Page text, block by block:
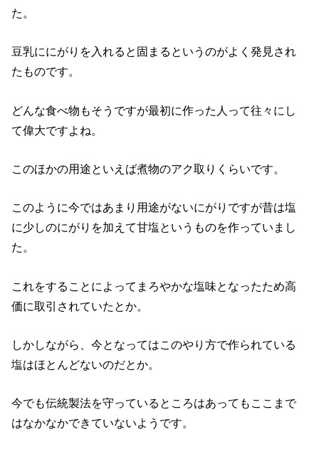
た。
豆乳ににがりを入れると固まるというのがよく発見され
たものです。
どんな食べ物もそうですが最初に作った人って往々にし
て偉大ですよね。
このほかの用途といえば煮物のアク取りくらいです。
このように今ではあまり用途がないにがりですが昔は塩
に少しのにがりを加えて甘塩というものを作っていまし
た。
これをすることによってまろやかな塩味となったため高
価に取引されていたとか。
しかしながら、今となってはこのやり方で作られている
塩はほとんどないのだとか。
今でも伝統製法を守っているところはあってもここまで
はなかなかできていないようです。